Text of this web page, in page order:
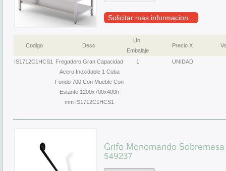
Solicitar mas informacion...
Codigo Desc.
Un.
Embalaje
Precio X
IS1712C1HCS1
Fregadero Gran Capacidad
Acero Inoxidable 1 Cuba
Fondo 700 Con Mueble Con
Estante 1200x700x400h
mm IS1712C1HCS1
1 UNIDAD
Grifo Monomando
549237